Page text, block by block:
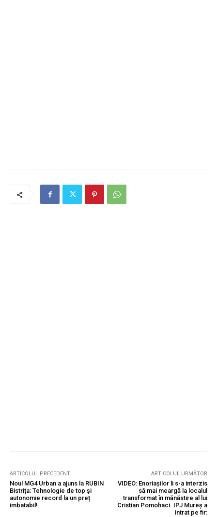
ARTICOLUL PRECEDENT
Noul MG4 Urban a ajuns la RUBIN
Bistrița: Tehnologie de top și
autonomie record la un preț
imbatabil!
ARTICOLUL URMĂTOR
VIDEO: Enoriașilor li s-a interzis
să mai meargă la localul
transformat în mănăstire al lui
Cristian Pomohaci. IPJ Mureș a
intrat pe fir: